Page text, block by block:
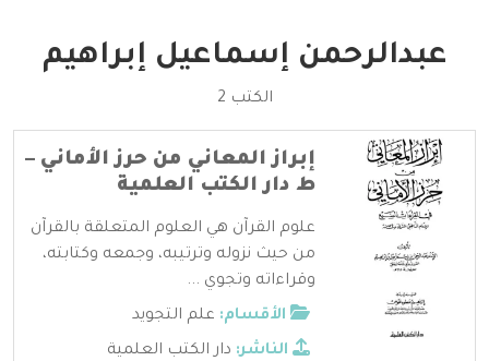
عبدالرحمن إسماعيل إبراهيم
الكتب 2
إبراز المعاني من حرز الأماني –
ط دار الكتب العلمية
علوم القرآن هي العلوم المتعلقة بالقرآن
من حيث نزوله وترتيبه، وجمعه وكتابته،
وقراءاته وتجوي ...
الأقسام: علم التجويد
الناشر: دار الكتب العلمية